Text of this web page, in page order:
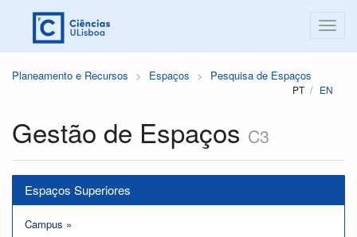
Planeamento e Recursos Espaços Pesquisa de Espaços
PT EN
Gestão de Espaços C3
Espaços Superiores
Campus »